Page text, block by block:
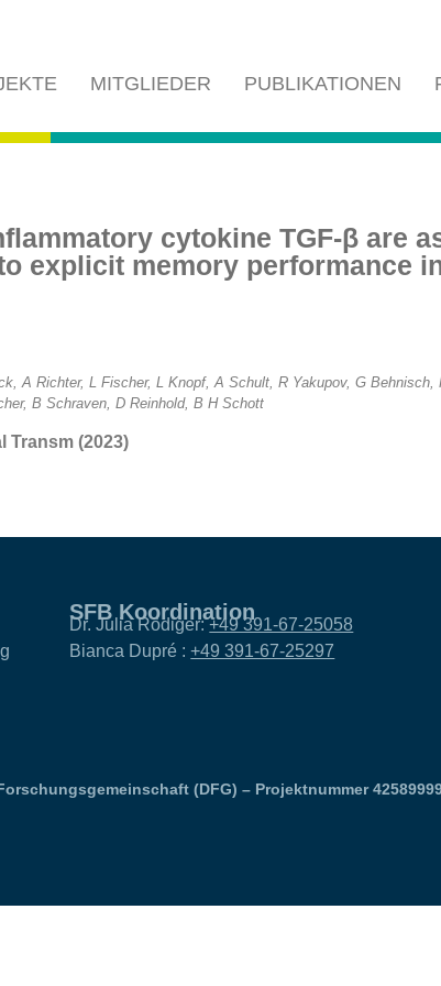
MITGLIEDER PUBLIKATIONEN
cytokine TGF-β are
explicit memory performance
A Richter, L Fischer, L Knopf, A Schult, R Yakupov, G
B Schraven, D Reinhold, B H Schott
Transm (2023)
SFB Koordination
Dr. Julia Rödiger:+49 391-67-25058
Bianca Dupré :+49 391-67-25297
(DFG) – Projektnummer